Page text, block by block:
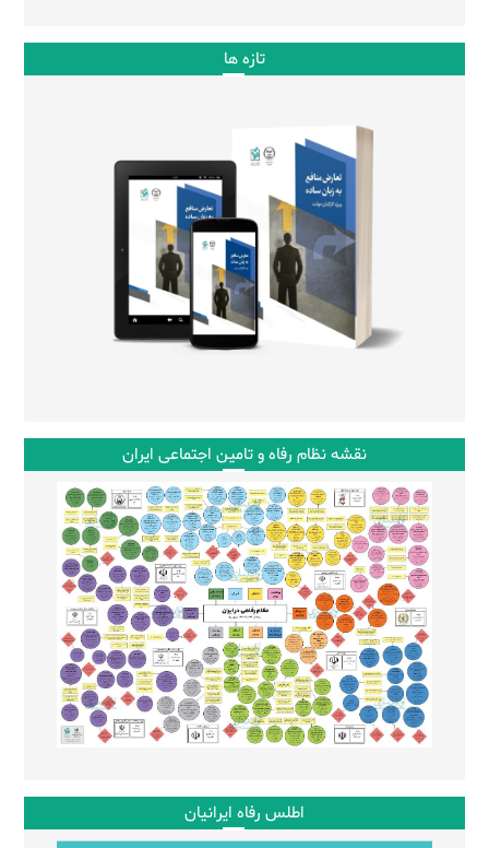
تازه ها
نقشه نظام رفاه و تامین اجتماعی ایران
اطلس رفاه ایرانیان